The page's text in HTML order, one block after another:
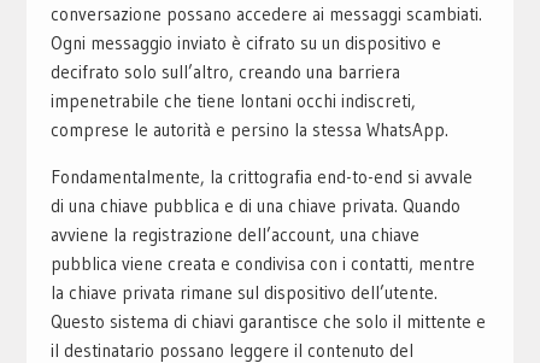
conversazione possano accedere ai messaggi scambiati.
Ogni messaggio inviato è cifrato su un dispositivo e
decifrato solo sull’altro, creando una barriera
impenetrabile che tiene lontani occhi indiscreti,
comprese le autorità e persino la stessa WhatsApp.
Fondamentalmente, la crittografia end-to-end si avvale
di una chiave pubblica e di una chiave privata. Quando
avviene la registrazione dell’account, una chiave
pubblica viene creata e condivisa con i contatti, mentre
la chiave privata rimane sul dispositivo dell’utente.
Questo sistema di chiavi garantisce che solo il mittente e
il destinatario possano leggere il contenuto del